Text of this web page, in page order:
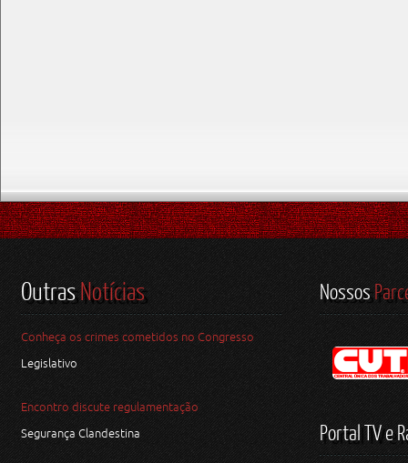
OutrasNotícias
Conheça os crimes cometidos no Congresso
Legislativo
Encontro discute regulamentação
Segurança Clandestina
Nossos
Portal TV e